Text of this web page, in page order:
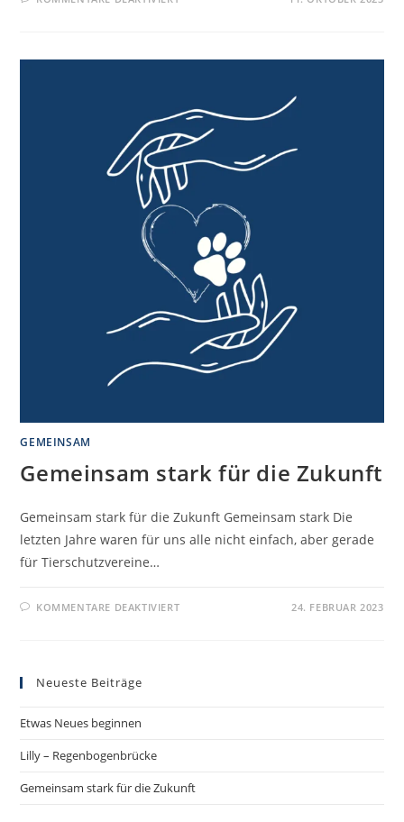
GEMEINSAM
Gemeinsam stark für die Zukunft
Gemeinsam stark für die Zukunft Gemeinsam stark Die
letzten Jahre waren für uns alle nicht einfach, aber gerade
für Tierschutzvereine…
KOMMENTARE DEAKTIVIERT 24. FEBRUAR 2023
Neueste Beiträge
Etwas Neues beginnen
Lilly – Regenbogenbrücke
Gemeinsam stark für die Zukunft